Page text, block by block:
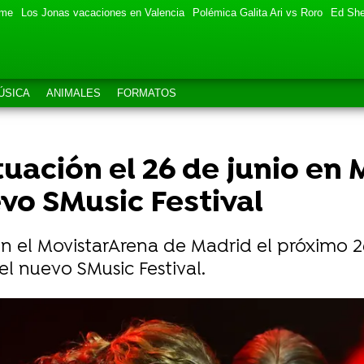
Los Jonas vacaciones en Valencia Polémica Galita Ari vs Roro Ed
ANIMALES FORMATOS
el 26 de junio en
SMusic Festival
el MovistarArena de Madrid el próximo
nuevo SMusic Festival.